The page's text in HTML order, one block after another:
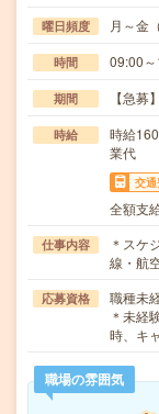
曜日頻度 月～金
時間 09:00
期間 【急
時給
時給
業代
交
全額支
仕事内容
＊スケ
線・航
応募資格
職種未
＊未経
時、キ
職場の雰囲気